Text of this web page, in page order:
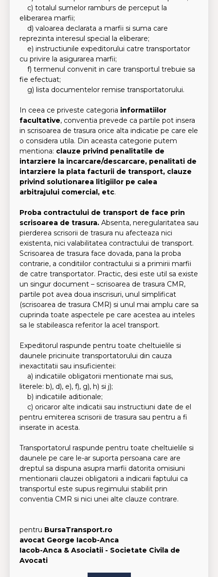
c) totalul sumelor ramburs de perceput la
eliberarea marfii;
d) valoarea declarata a marfii si suma care
reprezinta interesul special la eliberare;
e) instructiunile expeditorului catre transportator
cu privire la asigurarea marfii;
f) termenul convenit in care transportul trebuie sa
fie efectuat;
g) lista documentelor remise transportatorului.
In ceea ce priveste categoria informatiilor
facultative, conventia prevede ca partile pot insera
in scrisoarea de trasura orice alta indicatie pe care ele
o considera utila. Din aceasta categorie putem
mentiona: clauze privind penalitatile de
intarziere la incarcare/descarcare, penalitati de
intarziere la plata facturii de transport, clauze
privind solutionarea litigiilor pe calea
arbitrajului comercial, etc.
Proba contractului de transport de face prin
scrisoarea de trasura. Absenta, neregularitatea sau
pierderea scrisorii de trasura nu afecteaza nici
existenta, nici valabilitatea contractului de transport.
Scrisoarea de trasura face dovada, pana la proba
contrarie, a conditiilor contractului si a primirii marfii
de catre transportator. Practic, desi este util sa existe
un singur document – scrisoarea de trasura CMR,
partile pot avea doua inscrisuri, unul simplificat
(scrisoarea de trasura CMR) si unul mai amplu care sa
cuprinda toate aspectele pe care acestea au inteles
sa le stabileasca referitor la acel transport.
Expeditorul raspunde pentru toate cheltuielile si
daunele pricinuite transportatorului din cauza
inexactitatii sau insuficientei:
a) indicatiile obligatorii mentionate mai sus,
literele: b), d), e), f), g), h) si j);
b) indicatiile aditionale;
c) oricaror alte indicatii sau instructiuni date de el
pentru emiterea scrisorii de trasura sau pentru a fi
inserate in acesta.
Transportatorul raspunde pentru toate cheltuielile si
daunele pe care le-ar suporta persoana care are
dreptul sa dispuna asupra marfii datorita omisiuni
mentionarii clauzei obligatorii a indicarii faptului ca
transportul este supus regimului stabilit prin
conventia CMR si nici unei alte clauze contrare.
pentru BursaTransport.ro
avocat George Iacob-Anca
Iacob-Anca & Asociatii - Societate Civila de
Avocati